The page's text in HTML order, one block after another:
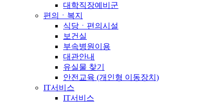
대학직장예비군
편의ㆍ복지
식당ㆍ편의시설
보건실
부속병원이용
대관안내
유실물 찾기
안전교육 (개인형 이동장치)
IT서비스
IT서비스